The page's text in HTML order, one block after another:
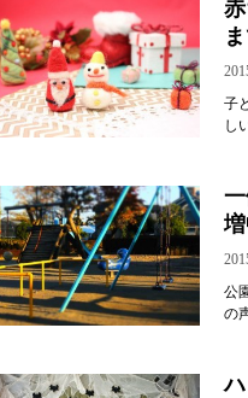
子
し
増
公
の